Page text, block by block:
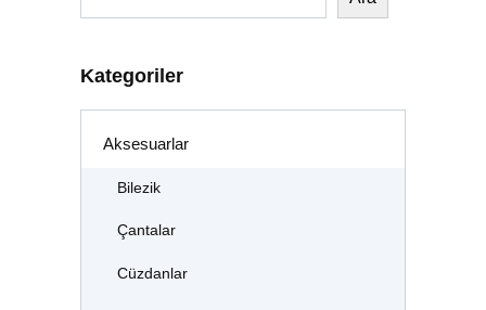
Kategoriler
Aksesuarlar
Bilezik
Çantalar
Cüzdanlar